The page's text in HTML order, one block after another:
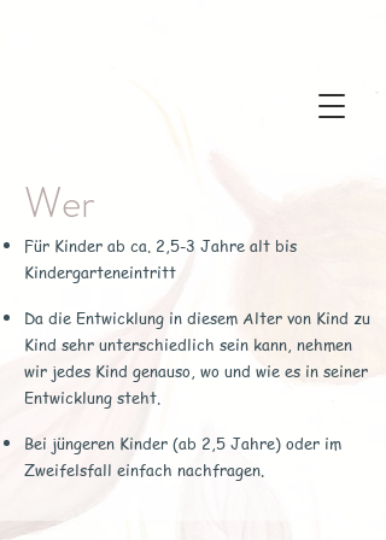
Wer
Für Kinder ab ca. 2,5-3 Jahre alt bis
Kindergarteneintritt
Da die Entwicklung in diesem Alter von Kind zu
Kind sehr unterschiedlich sein kann, nehmen
wir jedes Kind genauso, wo und wie es in seiner
Entwicklung steht.
Bei jüngeren Kinder (ab 2,5 Jahre) oder im
Zweifelsfall einfach nachfragen.